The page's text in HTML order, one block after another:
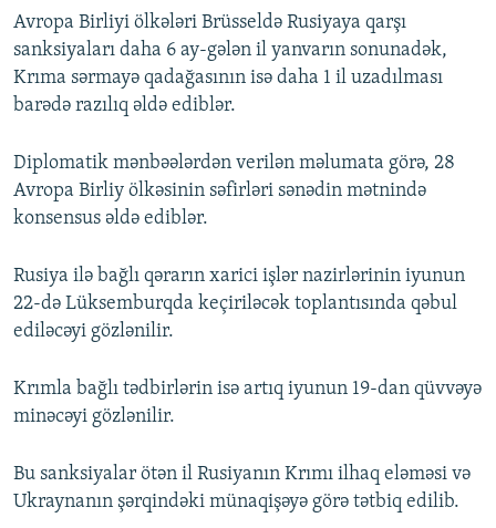
BIZIMLƏ ƏLAQƏ
XƏBƏR BÜLLETENLƏRIMIZ
Avropa Birliyi ölkələri Brüsseldə Rusiyaya qarşı
sanksiyaları daha 6 ay-gələn il yanvarın sonunadək,
Krıma sərmayə qadağasının isə daha 1 il uzadılması
barədə razılıq əldə ediblər.
Diplomatik mənbəələrdən verilən məlumata görə, 28
Avropa Birliy ölkəsinin səfirləri sənədin mətnində
konsensus əldə ediblər.
Rusiya ilə bağlı qərarın xarici işlər nazirlərinin iyunun
22-də Lüksemburqda keçiriləcək toplantısında qəbul
ediləcəyi gözlənilir.
Krımla bağlı tədbirlərin isə artıq iyunun 19-dan qüvvəyə
minəcəyi gözlənilir.
Bu sanksiyalar ötən il Rusiyanın Krımı ilhaq eləməsi və
Ukraynanın şərqindəki münaqişəyə görə tətbiq edilib.